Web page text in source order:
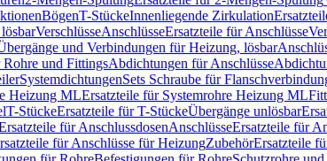
BögenT-StückeInnenliegende Zirkulation
VerschlüsseAnschlüsseErsatzteile für Anschlüsse
und Verbindungen für Heizung, lösbar
und FittingsAbdichtungen für Anschlüsse
SystemdichtungenSets Schraube für
Heizung MLErsatzteile für Systemrohre Heizung ML
T-StückeErsatzteile für T-StückeÜbergänge unlösbar
für AnschlussdosenAnschlüsseErsatzteile für
für Anschlüsse für HeizungZubehörErsatzteile